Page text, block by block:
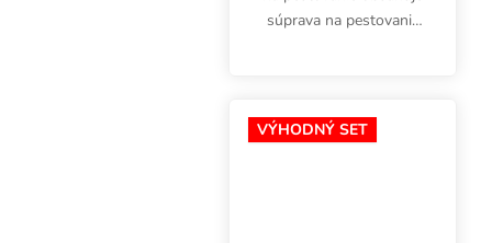
súprava na pestovanie
cm (1 s drenážou) a
pestovateľské médium
VÝHODNÝ SET